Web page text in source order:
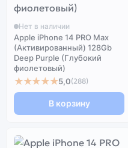
Нет в наличии
Apple iPhone 14 PRO Max
(Активированный) 128Gb
Deep Purple (Глубокий
фиолетовый)
★★★★★5,0(288)
В корзину